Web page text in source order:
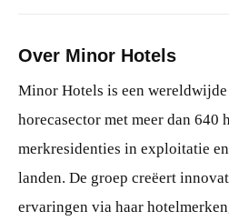
Over Minor Hotels
Minor Hotels is een
horecasector met meer dan 640
merkresidenties in exploitatie
landen. De groep creëert
ervaringen via haar